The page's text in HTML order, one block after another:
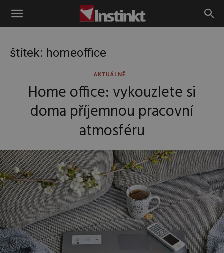
Instinkt
štítek: homeoffice
AKTUÁLNĚ
Home office: vykouzlete si
doma příjemnou pracovní
atmosféru